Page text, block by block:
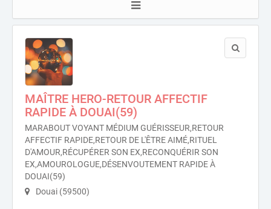
MAÎTRE HERO-RETOUR AFFECTIF
RAPIDE À DOUAI(59)
MARABOUT VOYANT MÉDIUM GUÉRISSEUR,RETOUR
AFFECTIF RAPIDE,RETOUR DE L'ÊTRE AIMÉ,RITUEL
D'AMOUR,RÉCUPÉRER SON EX,RECONQUÉRIR SON
EX,AMOUROLOGUE,DÉSENVOUTEMENT RAPIDE À
DOUAI(59)
Douai (59500)